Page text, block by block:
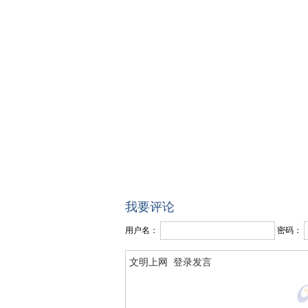
我要评论
用户名： 密码：